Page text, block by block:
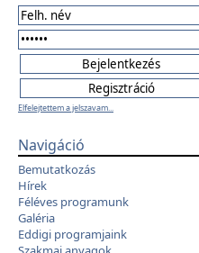
Elfelejtettem a jelszavam...
Navigáció
Bemutatkozás
Hírek
Féléves programunk
Galéria
Eddigi programjaink